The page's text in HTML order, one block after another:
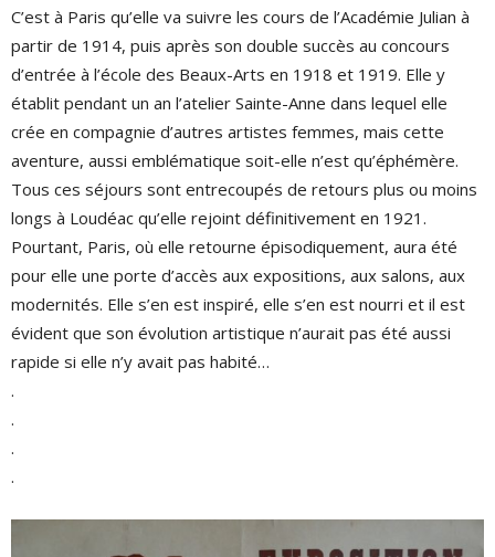
C’est à Paris qu’elle va suivre les cours de l’Académie Julian à
partir de 1914, puis après son double succès au concours
d’entrée à l’école des Beaux-Arts en 1918 et 1919. Elle y
établit pendant un an l’atelier Sainte-Anne dans lequel elle
crée en compagnie d’autres artistes femmes, mais cette
aventure, aussi emblématique soit-elle n’est qu’éphémère.
Tous ces séjours sont entrecoupés de retours plus ou moins
longs à Loudéac qu’elle rejoint définitivement en 1921.
Pourtant, Paris, où elle retourne épisodiquement, aura été
pour elle une porte d’accès aux expositions, aux salons, aux
modernités. Elle s’en est inspiré, elle s’en est nourri et il est
évident que son évolution artistique n’aurait pas été aussi
rapide si elle n’y avait pas habité…
.
.
.
.